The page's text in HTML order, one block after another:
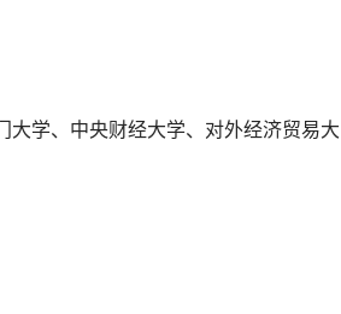
学、中央财经大学、对外经济贸易大